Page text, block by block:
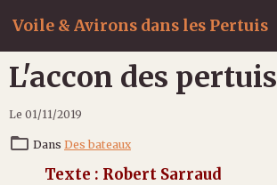
Voile & Avirons dans les Pertuis
L'accon des pertuis
Le 01/11/2019
Dans Des bateaux
Texte : Robert Sarraud